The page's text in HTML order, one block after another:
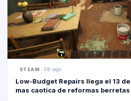
STEAM 08-ago
Low-Budget Repairs llega el 13
mas caotica de reformas berretas